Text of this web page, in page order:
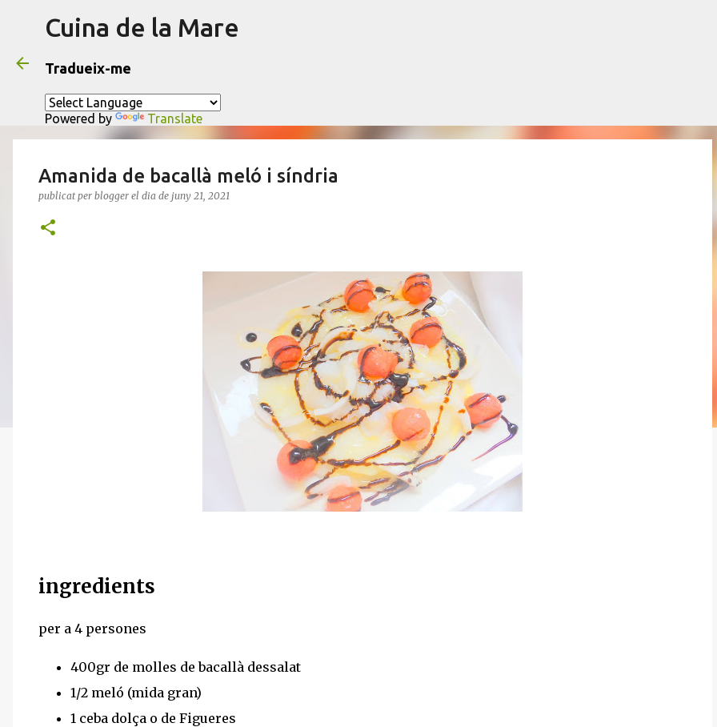
Cuina de la Mare
Tradueix-me
Powered by Translate
Amanida de bacallà meló i síndria
publicat per blogger el dia de juny 21, 2021
ingredients
per a 4 persones
400gr de molles de bacallà dessalat
1/2 meló (mida gran)
1 ceba dolça o de Figueres